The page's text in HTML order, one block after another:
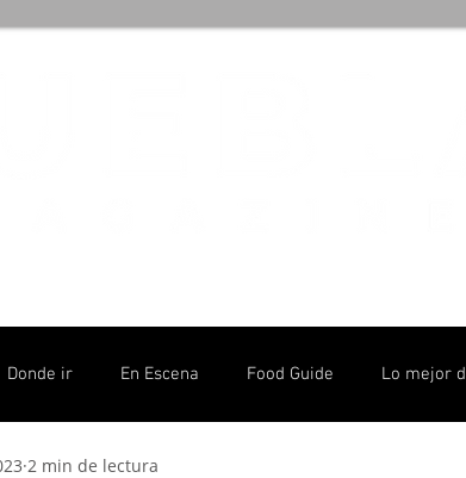
Donde ir En Escena Food Guide Lo mejor
2 min de lectura